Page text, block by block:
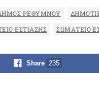
ΡΕΘΎΜΝΟΥ
ΕΣΤΙΑΣΗΣ ΣΩΜΑΤΕΙΟ
Share 235